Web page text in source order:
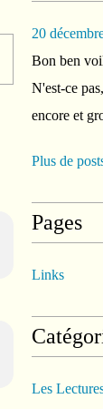
20
Bon ben
N'est-ce
encore et
Plus de
Pages
Links
Les